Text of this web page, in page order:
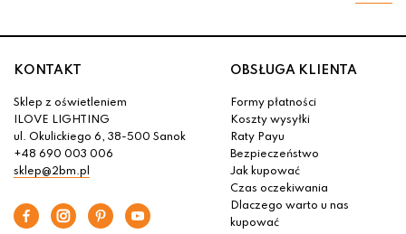
KONTAKT
Sklep z oświetleniem
ILOVE LIGHTING
ul. Okulickiego 6, 38-500 Sanok
+48 690 003 006
sklep@2bm.pl
OBSŁUGA KLIENTA
Formy płatności
Koszty wysyłki
Raty Payu
Bezpieczeństwo
Jak kupować
Czas oczekiwania
Dlaczego warto u nas
kupować